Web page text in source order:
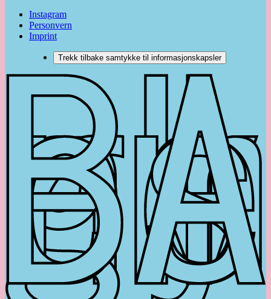
Instagram
Personvern
Imprint
Trekk tilbake samtykke til informasjonskapsler